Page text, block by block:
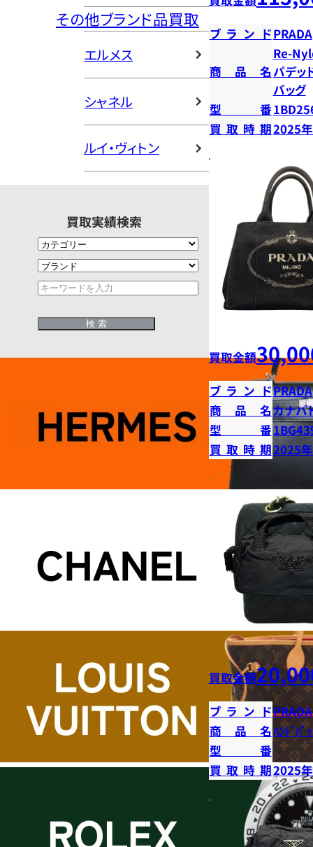
その他ブランド品買取
エルメス
シャネル
ルイ・ヴィトン
買取実績検索
ブランドPRADA
商品名
Re-
パデッ
バッグ
型番
買取時期2025
買取金額
ブランドPRADA
商品名カナパ
型番
買取時期2025
買取金額
ブランドPRADA
商品名ﾊﾝﾄﾞﾊﾞ
型番
買取時期2025